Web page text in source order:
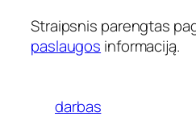
Straipsnis parengtas
paslaugos informaciją.
darbas